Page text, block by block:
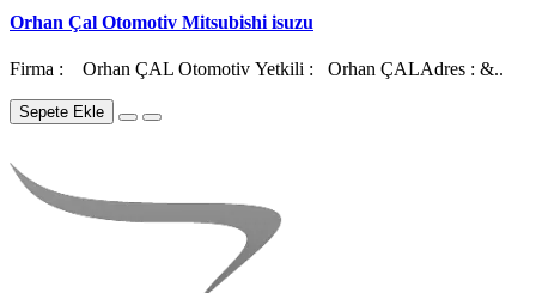
Orhan Çal Otomotiv Mitsubishi isuzu
Firma : Orhan ÇAL Otomotiv Yetkili : Orhan ÇALAdres : &..
Sepete Ekle